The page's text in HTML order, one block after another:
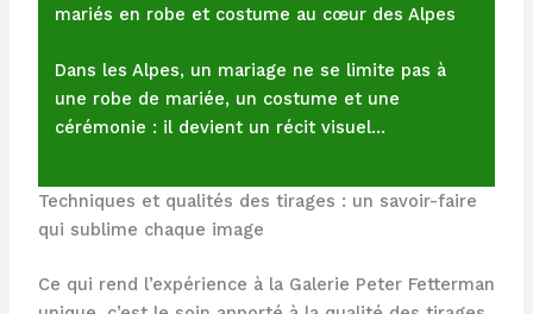
mariés en robe et costume au cœur des Alpes
Dans les Alpes, un mariage ne se limite pas à
une robe de mariée, un costume et une
cérémonie : il devient un récit visuel…
Techniques et qualités des tirages : un savoir-faire
qui sublime chaque image
Ce qui rend l’expérience à la Galerie Peter Fetterman